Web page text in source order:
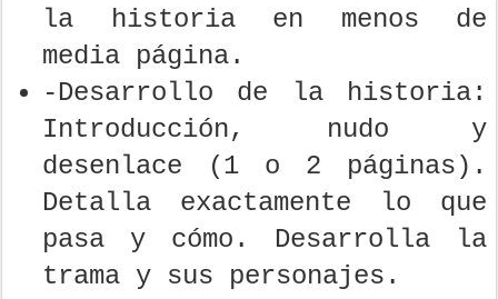
la historia en menos de
media página.
-Desarrollo de la historia:
Introducción, nudo y
desenlace (1 o 2 páginas).
Detalla exactamente lo que
pasa y cómo. Desarrolla la
trama y sus personajes.